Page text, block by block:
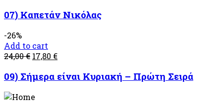
07) Καπετάν Νικόλας
-26%
Add to cart
24,00€ 17,80 €
09) Σήμερα είναι Κυριακή – Πρώτη Σειρά